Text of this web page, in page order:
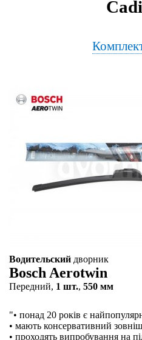
Водительский дворник
Bosch Aerotwin
Передний, 1 шт., 550 мм
"• понад 20 років є
• мають консервативний
• проходять випробування на